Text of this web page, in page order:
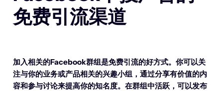
免费引流渠道
加入相关的Facebook群组是免费引流的好方式。你可以关
注与你的业务或产品相关的兴趣小组，通过分享有价值的内
容和参与讨论来提高你的知名度。在群组中活跃，可以发布